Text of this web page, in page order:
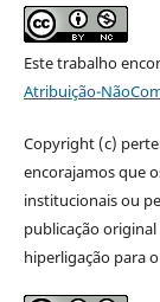
Este trabalho
Atribuição-
Copyright (c)
encorajamos que
institucionais ou
publicação
hiperligação para